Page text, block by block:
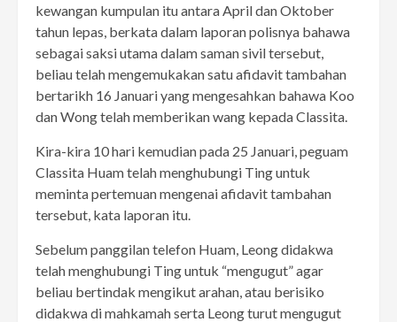
kewangan kumpulan itu antara April dan Oktober
tahun lepas, berkata dalam laporan polisnya bahawa
sebagai saksi utama dalam saman sivil tersebut,
beliau telah mengemukakan satu afidavit tambahan
bertarikh 16 Januari yang mengesahkan bahawa Koo
dan Wong telah memberikan wang kepada Classita.
Kira-kira 10 hari kemudian pada 25 Januari, peguam
Classita Huam telah menghubungi Ting untuk
meminta pertemuan mengenai afidavit tambahan
tersebut, kata laporan itu.
Sebelum panggilan telefon Huam, Leong didakwa
telah menghubungi Ting untuk “mengugut” agar
beliau bertindak mengikut arahan, atau berisiko
didakwa di mahkamah serta Leong turut mengugut